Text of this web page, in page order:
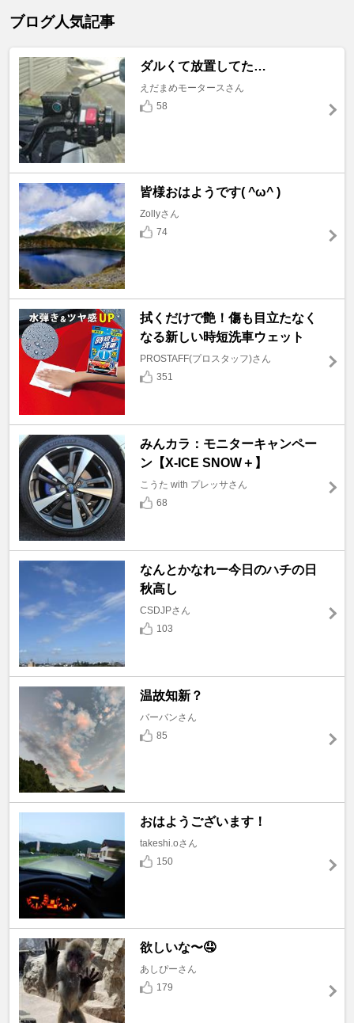
ブログ人気記事
ダルくて放置してた…
えだまめモータースさん
58
皆様おはようです( ^ω^ )
Zollyさん
74
拭くだけで艶！傷も目立たなく
なる新しい時短洗車ウェット
PROSTAFF(プロスタッフ)さん
351
みんカラ：モニターキャンペー
ン【X-ICE SNOW＋】
こうた with プレッサさん
68
なんとかなれー今日のハチの日
秋高し
CSDJPさん
103
温故知新？
バーバンさん
85
おはようございます！
takeshi.oさん
150
欲しいな〜🤤
あしぴーさん
179